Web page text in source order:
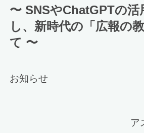
〜 SNSやChatGPTの活
し、新時代の「広報の
て 〜
お知らせ
ア